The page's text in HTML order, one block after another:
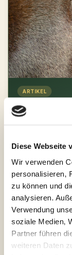
Diese Webseite
Wir verwenden
personalisieren,
zu können und
analysieren.
Verwendung
soziale Medien,
Partner führen
weiteren Daten
ARTIKEL
PSSM2 –
Krankheit?
nicht.